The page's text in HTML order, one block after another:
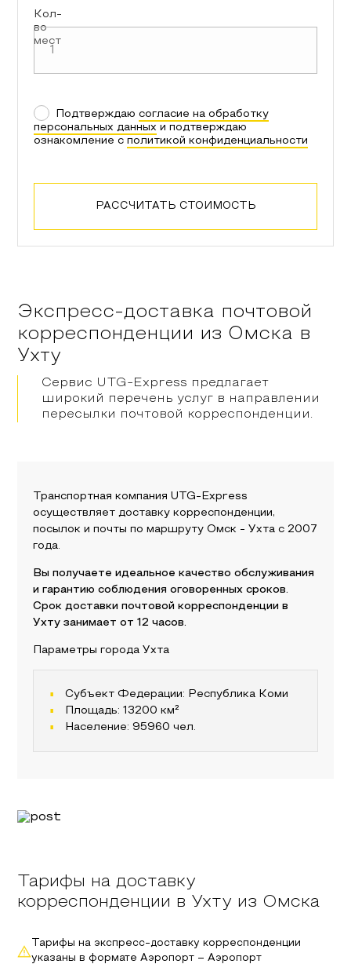
Кол-
во
мест
Подтверждаю согласие на обработку
персональных данных и подтверждаю
ознакомление с политикой конфиденциальности
РАССЧИТАТЬ СТОИМОСТЬ
Экспресс-доставка почтовой
корреспонденции из Омска в
Ухту
Сервис UTG-Express предлагает
широкий перечень услуг в направлении
пересылки почтовой корреспонденции.
Транспортная компания UTG-Express
осуществляет доставку корреспонденции,
посылок и почты по маршрутуОмск -Ухта с 2007
года.
Вы получаете идеальное качество обслуживания
и гарантию соблюдения оговоренных сроков.
Срок доставки почтовой корреспонденции в
Ухту занимает от 12 часов.
Параметры городаУхта
Субъект Федерации:
Республика Коми
Площадь:13200 км²
Население: 95960 чел.
Тарифы на доставку
корреспонденции в Ухту из Омска
Тарифы на экспресс-доставку корреспонденции
указаны в формате Аэропорт – Аэропорт